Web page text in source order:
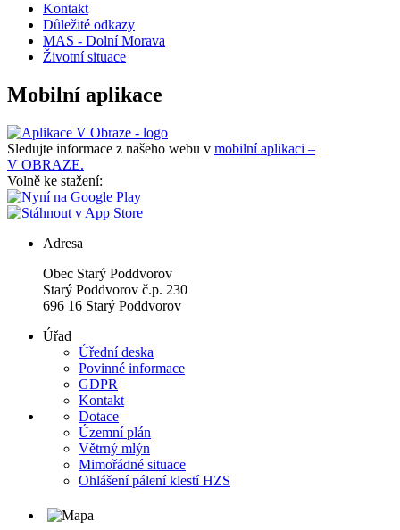
Kontakt
Důležité odkazy
MAS - Dolní Morava
Životní situace
Mobilní aplikace
Sledujte informace z našeho webu v mobilní aplikaci –
V OBRAZE.
Volně ke stažení:
Adresa
Obec Starý Poddvorov
Starý Poddvorov č.p. 230
696 16 Starý Poddvorov
Úřad
Úřední deska
Povinné informace
GDPR
Kontakt
Dotace
Územní plán
Větrný mlýn
Mimořádné situace
Ohlášení pálení klestí HZS